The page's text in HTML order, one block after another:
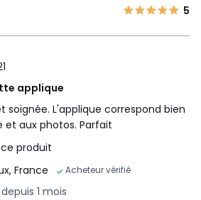
5
applique
soignée. L'applique correspond bien
et aux photos. Parfait
produit
France Acheteur vérifié
1 mois